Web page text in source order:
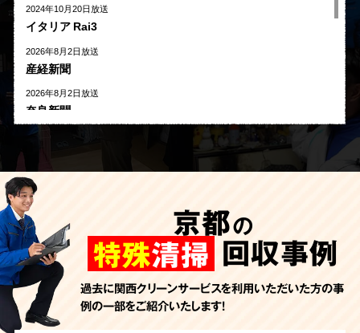
2024年10月20日放送
イタリア Rai3
2026年8月2日放送
産経新聞
2026年8月2日放送
奈良新聞
2026年8月1日放送
2026年7月27日放送
AbemaTV
2026年7月24日放送
朝日新聞
2026年7月10日放送
季刊「宗教問題」
2026年7月10日放送
東洋経済オンライン
京都の
特殊清掃 回収事例
過去に関西クリーンサービスを利用いただいた方の事
例の一部をご紹介いたします！